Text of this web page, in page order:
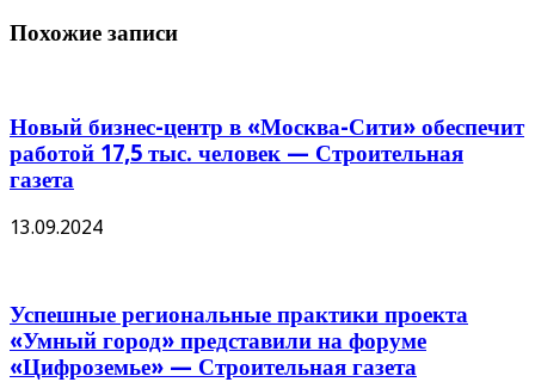
Похожие записи
Новый бизнес-центр в «Москва-Сити» обеспечит
работой 17,5 тыс. человек — Строительная
газета
13.09.2024
Успешные региональные практики проекта
«Умный город» представили на форуме
«Цифроземье» — Строительная газета